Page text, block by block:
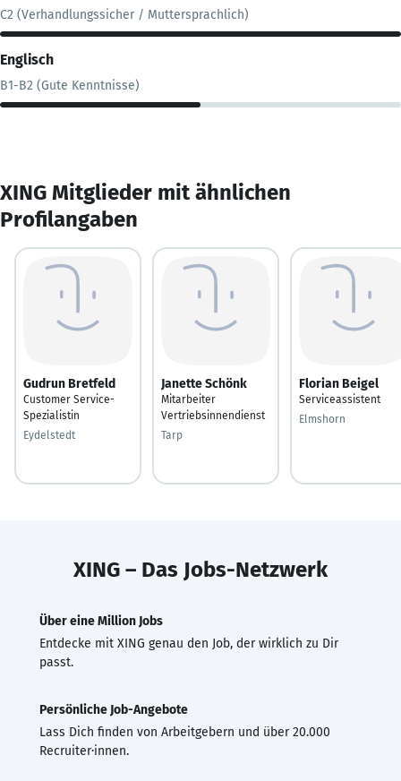
C2 (Verhandlungssicher / Muttersprachlich)
Englisch
B1-B2 (Gute Kenntnisse)
XING Mitglieder mit ähnlichen
Profilangaben
Gudrun Bretfeld
Customer Service-
Spezialistin
Eydelstedt
Janette Schönk
Mitarbeiter
Vertriebsinnendienst
Tarp
Florian Beigel
Serviceassistent
Elmshorn
XING – Das Jobs-Netzwerk
Über eine Million Jobs
Entdecke mit XING genau den Job, der wirklich zu Dir
passt.
Persönliche Job-Angebote
Lass Dich finden von Arbeitgebern und über 20.000
Recruiter·innen.